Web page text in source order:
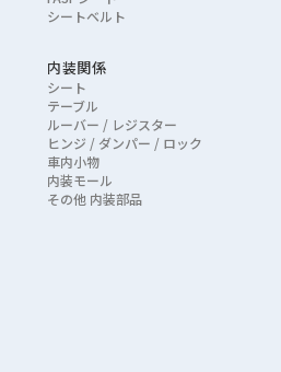
シートベルト
内装関係
シート
テーブル
ルーバー / レジスター
ヒンジ / ダンパー / ロック
車内小物
内装モール
その他 内装部品